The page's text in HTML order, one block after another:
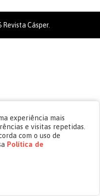
Cásper.
experiência mais
e visitas repetidas.
com o uso de
Política de